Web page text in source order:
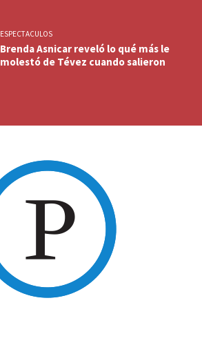
ESPECTACULOS
Brenda Asnicar reveló lo qué más le
molestó de Tévez cuando salieron